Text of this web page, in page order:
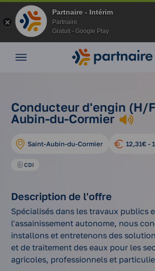
Partnaire - Intérim
Partnaire
Gratuit - Google Play
Nos
Vos
avantages
Nos
conseils
Espace
entreprise
Accueiloffres
d'emplois
d'engin
(h/f)
Conducteur d'engin (H/
Aubin-du-Cormier
Saint-Aubin-du-Cormier 12,31€ -
CDI
Description de l'offre
Spécialisés dans les travaux publics
l'assainissement autonome, nous
installons et entretenons des
et de traitement des eaux pour les
agricoles, professionnels et